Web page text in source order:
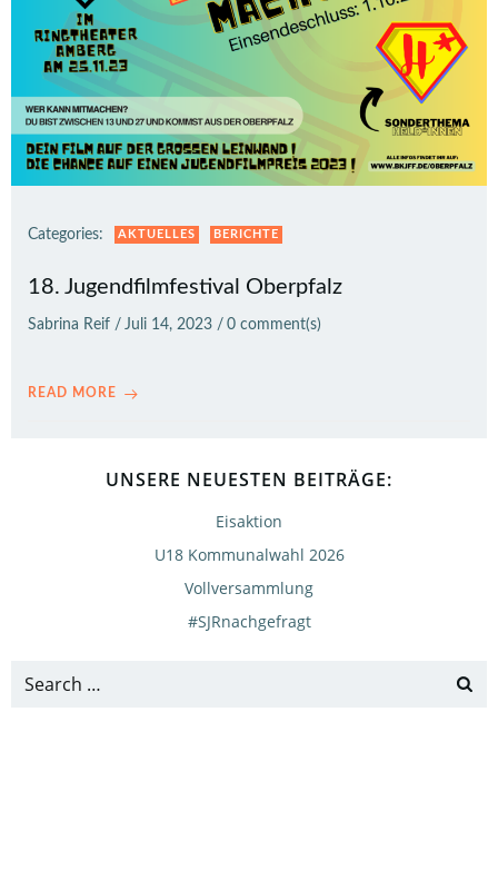
Categories: AKTUELLES BERICHTE
18. Jugendfilmfestival Oberpfalz
Sabrina Reif / Juli 14, 2023 / 0 comment(s)
READ MORE
UNSERE NEUESTEN BEITRÄGE:
Eisaktion
U18 Kommunalwahl 2026
Vollversammlung
#SJRnachgefragt